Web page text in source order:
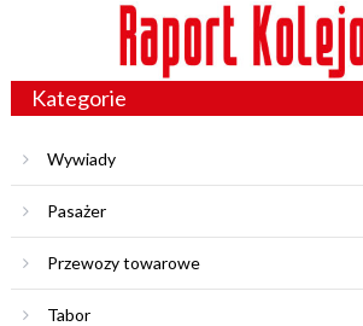
Kategorie
Wywiady
Pasażer
Przewozy towarowe
Tabor